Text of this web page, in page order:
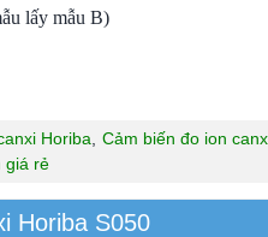
lấy mẫu B)
Horiba Cảm biến đo ion
giá rẻ
Horiba S050